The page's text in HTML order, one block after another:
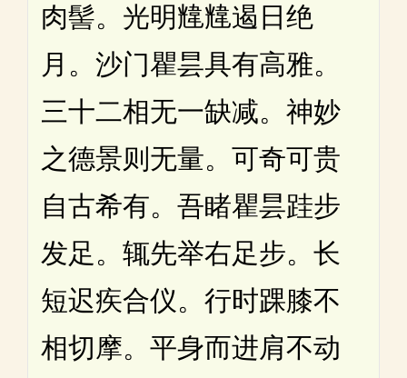
肉髻。光明韑韑遏日绝
月。沙门瞿昙具有高雅。
三十二相无一缺减。神妙
之德景则无量。可奇可贵
自古希有。吾睹瞿昙跬步
发足。辄先举右足步。长
短迟疾合仪。行时踝膝不
相切摩。平身而进肩不动